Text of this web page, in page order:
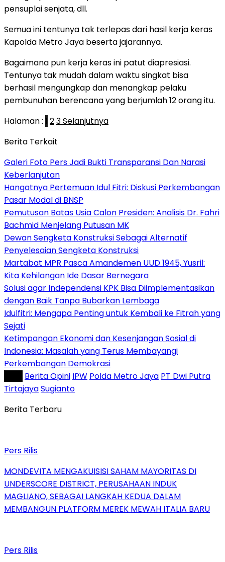
pensuplai senjata, dll.
Semua ini tentunya tak terlepas dari hasil kerja keras
Kapolda Metro Jaya beserta jajarannya.
Bagaimana pun kerja keras ini patut diapresiasi.
Tentunya tak mudah dalam waktu singkat bisa
berhasil mengungkap dan menangkap pelaku
pembunuhan berencana yang berjumlah 12 orang itu.
Halaman : 1 23Selanjutnya
Berita Terkait
Galeri Foto Pers Jadi Bukti Transparansi Dan Narasi
Keberlanjutan
Hangatnya Pertemuan Idul Fitri: Diskusi Perkembangan
Pasar Modal di BNSP
Pemutusan Batas Usia Calon Presiden: Analisis Dr. Fahri
Bachmid Menjelang Putusan MK
Dewan Sengketa Konstruksi Sebagai Alternatif
Penyelesaian Sengketa Konstruksi
Martabat MPR Pasca Amandemen UUD 1945, Yusril:
Kita Kehilangan Ide Dasar Bernegara
Solusi agar Independensi KPK Bisa Diimplementasikan
dengan Baik Tanpa Bubarkan Lembaga
Idulfitri: Mengapa Penting untuk Kembali ke Fitrah yang
Sejati
Ketimpangan Ekonomi dan Kesenjangan Sosial di
Indonesia: Masalah yang Terus Membayangi
Perkembangan Demokrasi
Berita Opini IPW Polda Metro Jaya PT Dwi Putra
TirtajayaSugianto
Berita Terbaru
Pers Rilis
MONDEVITA MENGAKUISISI SAHAM MAYORITAS DI
UNDERSCORE DISTRICT, PERUSAHAAN INDUK
MAGLIANO, SEBAGAI LANGKAH KEDUA DALAM
MEMBANGUN PLATFORM MEREK MEWAH ITALIA BARU
Pers Rilis